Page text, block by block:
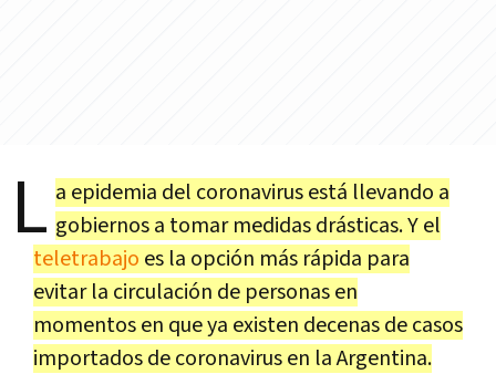
L a epidemia del coronavirus está llevando a
gobiernos a tomar medidas drásticas. Y el
teletrabajo es la opción más rápida para
evitar la circulación de personas en
momentos en que ya existen decenas de casos
importados de coronavirus en la Argentina.